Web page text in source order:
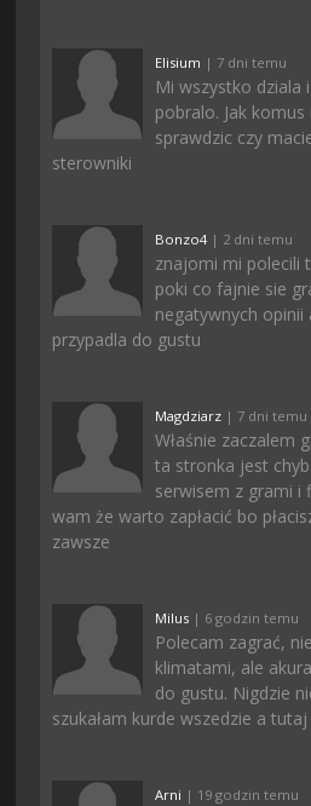
Elisium | 7 dni temu
Mi wszystko dziala
pobralo. Jak
sprawdzic czy
sterowniki
Bonzo4| 2 dni temu
znajomi mi polecili
poki co fajnie sie
negatywnych opinii
przypadla do gustu
Magdziarz | 7 dni temu
Właśnie zaczalem
ta stronka jest
serwisem z grami i
wam że warto zapłacić bo
zawsze
Milus | 6 godzin temu
Polecam zagrać,
klimatami, ale
do gustu. Nigdzie
szukałam kurde wszedzie a
Arni | 19 godzin temu